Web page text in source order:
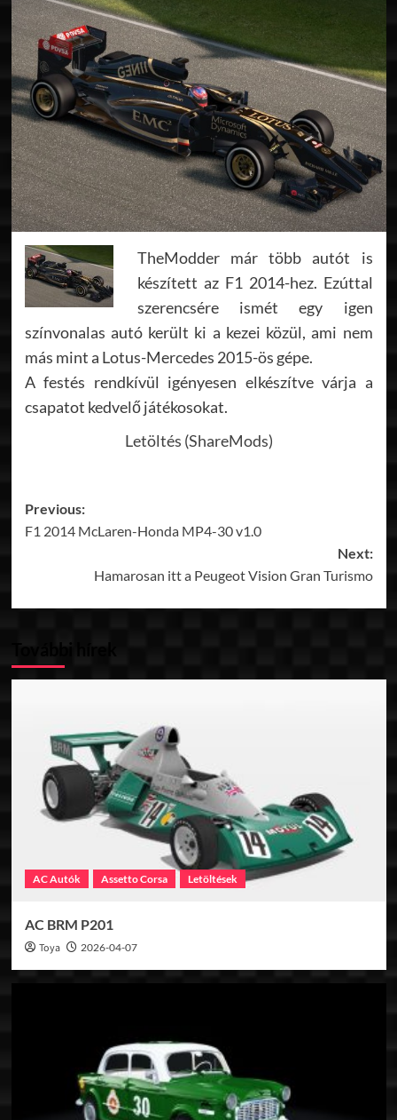
TheModder már több autót is
készített az F1 2014-hez. Ezúttal
szerencsére ismét egy igen
színvonalas autó került ki a kezei közül, ami nem
más mint a Lotus-Mercedes 2015-ös gépe.
A festés rendkívül igényesen elkészítve várja a
csapatot kedvelő játékosokat.
Letöltés (ShareMods)
Post
navigation
Previous:
F1 2014 McLaren-Honda MP4-30 v1.0
Next:
Hamarosan itt a Peugeot Vision Gran Turismo
AC Autók Assetto Corsa Letöltések
AC BRM P201
Toya 2026-04-07